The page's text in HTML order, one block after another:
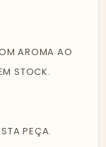
AROMA AO
STOCK.
PEÇA.